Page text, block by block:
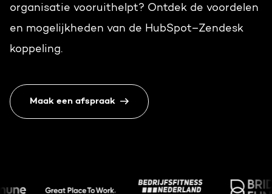
HubSpot websites
PORTAL REVIEW
Haal alles uit je HubSpot licentie
organisatie vooruithelpt? Ontdek de voordelen
en mogelijkheden van de HubSpot–Zendesk
koppeling.
Maak een afspraak